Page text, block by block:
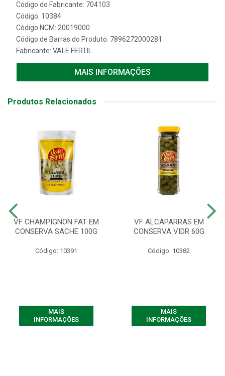
Código do Fabricante: 704103
Código: 10384
Código NCM: 20019000
Código de Barras do Produto: 7896272000281
Fabricante: VALE FERTIL
MAIS INFORMAÇÕES
Produtos Relacionados
VF CHAMPIGNON FAT EM
CONSERVA SACHE 100G
Código: 10391
MAIS
INFORMAÇÕES
VF ALCAPARRAS EM
CONSERVA VIDR 60G
Código: 10382
MAIS
INFORMAÇÕES